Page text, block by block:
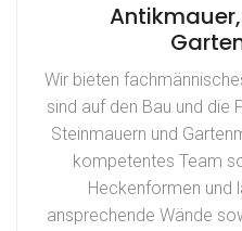
Wir bieten
sind auf den Bau und die
Steinmauern und
kompetentes Team
Heckenformen und
ansprechende Wände